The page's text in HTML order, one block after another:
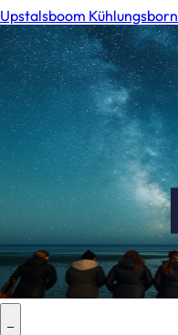
Upstalsboom Kühlungsborn
–